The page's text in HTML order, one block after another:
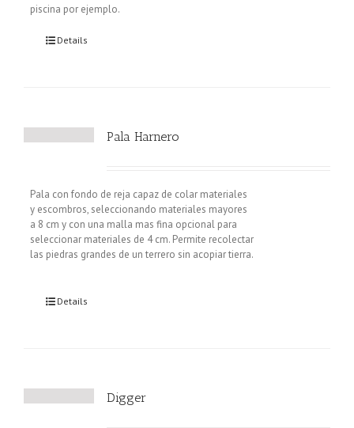
piscina por ejemplo.
Details
Pala Harnero
Pala con fondo de reja capaz de colar materiales
y escombros, seleccionando materiales mayores
a 8 cm y con una malla mas fina opcional para
seleccionar materiales de 4 cm. Permite recolectar
las piedras grandes de un terrero sin acopiar tierra.
Details
Digger